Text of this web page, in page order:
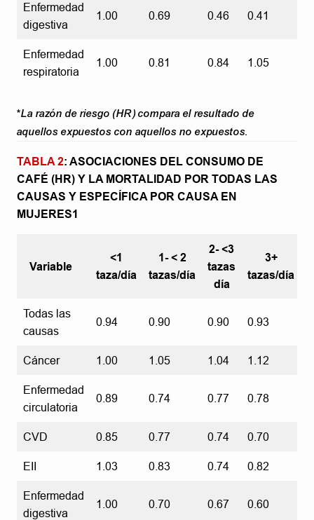
Enfermedad
digestiva
1.00 0.69 0.46 0.41
Enfermedad
respiratoria
1.00 0.81 0.84 1.05
*La razón de riesgo (HR) compara el resultado de
aquellos expuestos con aquellos no expuestos.
TABLA 2: ASOCIACIONES DEL CONSUMO DE
CAFÉ (HR) Y LA MORTALIDAD POR TODAS LAS
CAUSAS Y ESPECÍFICA POR CAUSA EN
MUJERES1
Variable
<1
taza/día
1- < 2
tazas/día
2- <3
tazas
día
3+
tazas/día
Todas las
causas
0.94 0.90 0.90 0.93
Cáncer 1.00 1.05 1.04 1.12
Enfermedad
circulatoria
0.89 0.74 0.77 0.78
CVD 0.85 0.77 0.74 0.70
EII 1.03 0.83 0.74 0.82
Enfermedad
digestiva
1.00 0.70 0.67 0.60